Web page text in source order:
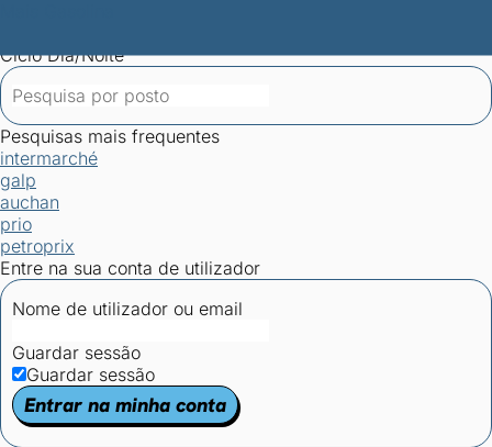
Ciclo Dia/Noite
Pesquisas mais frequentes
intermarché
galp
auchan
prio
petroprix
Entre na sua conta de utilizador
Nome de utilizador ou email
Guardar sessão
Guardar sessão
Entrar na minha conta